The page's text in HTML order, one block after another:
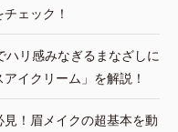
ェック！
ハリ感みなぎるまなざしに
イクリーム」を解説！
見！眉メイクの超基本を動